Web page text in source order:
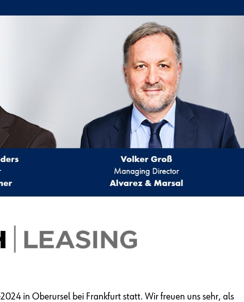
in Oberursel bei Frankfurt statt. Wir freuen uns sehr, als